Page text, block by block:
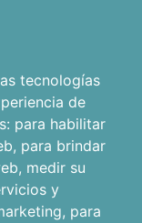
tecnologías
de
para habilitar
, para brindar
, medir su
y
, para